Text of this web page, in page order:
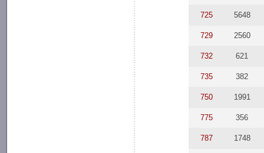
725 5648
729 2560
732 621
735 382
750 1991
775 356
787 1748